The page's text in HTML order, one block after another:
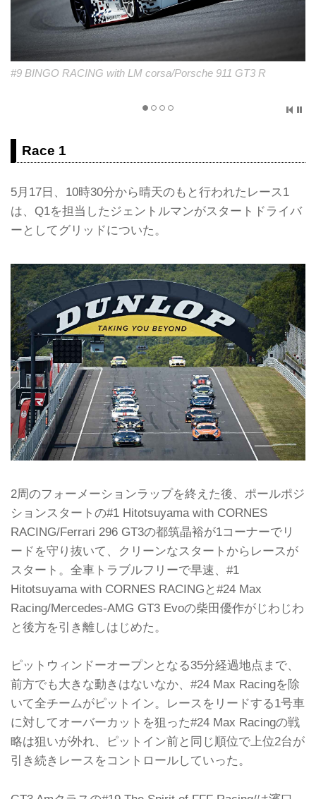
#19 The Spirit of FFF Racing/Lamborghini Huracan GT3 EVO2
Race 1
5月17日、10時30分から晴天のもと行われたレース1
は、Q1を担当したジェントルマンがスタートドライバ
ーとしてグリッドについた。
2周のフォーメーションラップを終えた後、ポールポジ
ションスタートの#1 Hitotsuyama with CORNES
RACING/Ferrari 296 GT3の都筑晶裕が1コーナーでリ
ードを守り抜いて、クリーンなスタートからレースが
スタート。全車トラブルフリーで早速、#1
Hitotsuyama with CORNES RACINGと#24 Max
Racing/Mercedes-AMG GT3 Evoの柴田優作がじわじわ
と後方を引き離しはじめた。
ピットウィンドーオープンとなる35分経過地点まで、
前方でも大きな動きはないなか、#24 Max Racingを除
いて全チームがピットイン。レースをリードする1号車
に対してオーバーカットを狙った#24 Max Racingの戦
略は狙いが外れ、ピットイン前と同じ順位で上位2台が
引き続きレースをコントロールしていった。